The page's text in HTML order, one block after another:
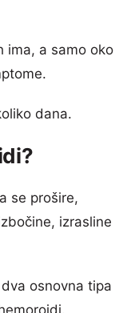
ima, a samo oko
dana.
se prošire,
izrasline
osnovna tipa